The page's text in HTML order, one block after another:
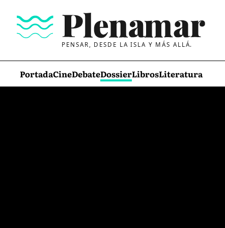
PENSAR, DESDE LA ISLA Y MÁS ALLÁ.
PortadaCineDebateDossierLibrosLiteratura